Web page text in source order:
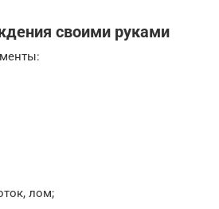
своими руками
лом;